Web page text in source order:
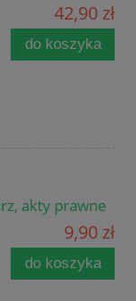
42,90 zł
do koszyka
akty prawne
9,90 zł
do koszyka